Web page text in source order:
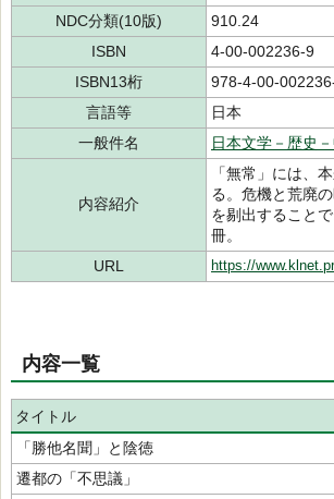
NDC分類(10版)
910.24
ISBN
4-00-002236-9
ISBN13桁
978-4-00-
言語等
日本
一般件名
日本文学－歴史
内容紹介
「無常」には、
る。危機と荒廃
を剔出すること
冊。
URL
https://
内容一覧
タイトル
「勝他名聞」と陰徳
遷都の「不思議」